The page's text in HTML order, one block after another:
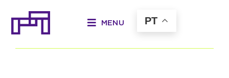
para
conteúdo
MENU PT